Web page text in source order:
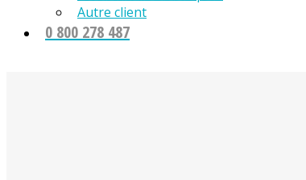
Autre client
0 800 278 487